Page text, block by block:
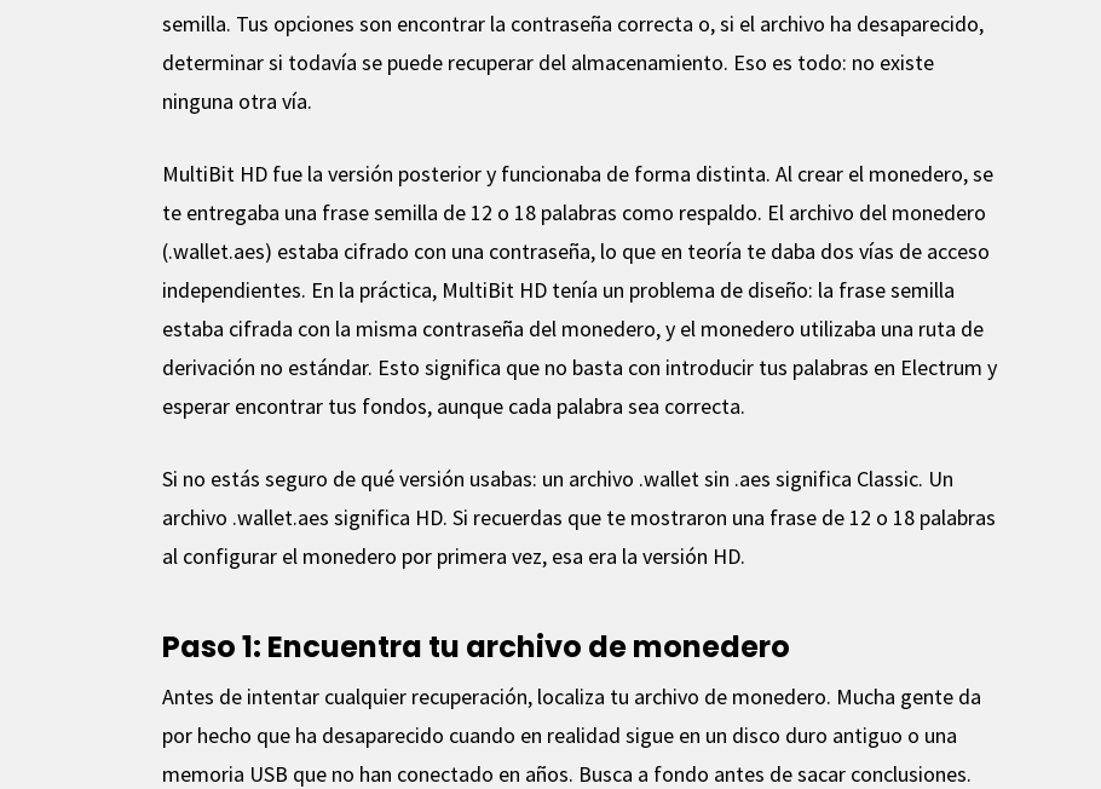
semilla. Tus opciones son encontrar la contraseña correcta o, si el archivo ha desaparecido,
determinar si todavía se puede recuperar del almacenamiento. Eso es todo: no existe
ninguna otra vía.
MultiBit HD fue la versión posterior y funcionaba de forma distinta. Al crear el monedero, se
te entregaba una frase semilla de 12 o 18 palabras como respaldo. El archivo del monedero
(.wallet.aes) estaba cifrado con una contraseña, lo que en teoría te daba dos vías de acceso
independientes. En la práctica, MultiBit HD tenía un problema de diseño: la frase semilla
estaba cifrada con la misma contraseña del monedero, y el monedero utilizaba una ruta de
derivación no estándar. Esto significa que no basta con introducir tus palabras en Electrum y
esperar encontrar tus fondos, aunque cada palabra sea correcta.
Si no estás seguro de qué versión usabas: un archivo .wallet sin .aes significa Classic. Un
archivo .wallet.aes significa HD. Si recuerdas que te mostraron una frase de 12 o 18 palabras
al configurar el monedero por primera vez, esa era la versión HD.
Paso 1: Encuentra tu archivo de monedero
Antes de intentar cualquier recuperación, localiza tu archivo de monedero. Mucha gente da
por hecho que ha desaparecido cuando en realidad sigue en un disco duro antiguo o una
memoria USB que no han conectado en años. Busca a fondo antes de sacar conclusiones.